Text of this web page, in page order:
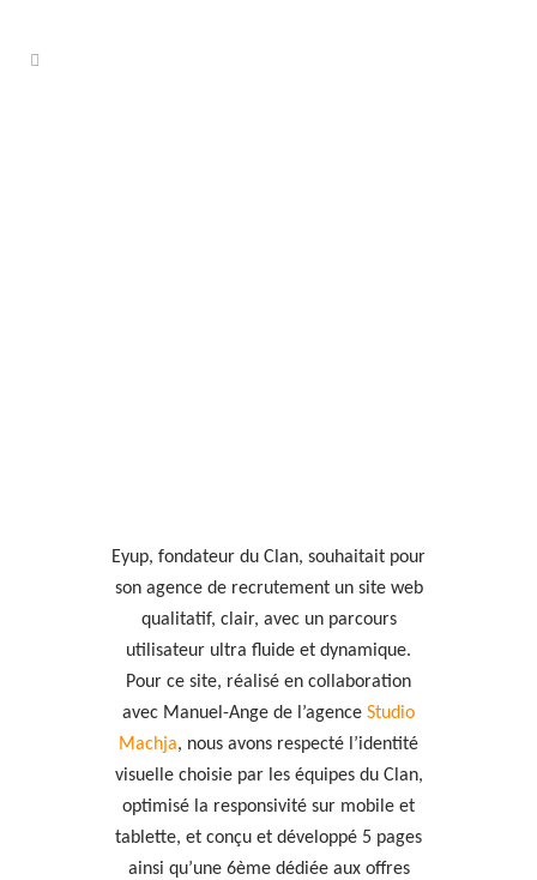
Eyup, fondateur du Clan, souhaitait pour
son agence de recrutement un site web
qualitatif, clair, avec un parcours
utilisateur ultra fluide et dynamique.
Pour ce site, réalisé en collaboration
avec Manuel-Ange de l’agence Studio
Machja, nous avons respecté l’identité
visuelle choisie par les équipes du Clan,
optimisé la responsivité sur mobile et
tablette, et conçu et développé 5 pages
ainsi qu’une 6ème dédiée aux offres